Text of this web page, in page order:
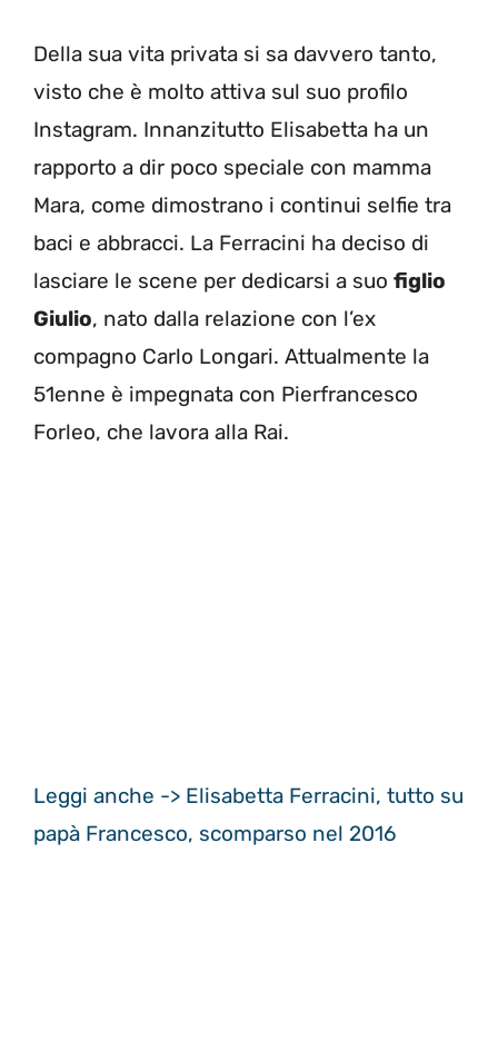
Della sua vita privata si sa davvero tanto,
visto che è molto attiva sul suo profilo
Instagram. Innanzitutto Elisabetta ha un
rapporto a dir poco speciale con mamma
Mara, come dimostrano i continui selfie tra
baci e abbracci. La Ferracini ha deciso di
lasciare le scene per dedicarsi a suo figlio
Giulio, nato dalla relazione con l’ex
compagno Carlo Longari. Attualmente la
51enne è impegnata con Pierfrancesco
Forleo, che lavora alla Rai.
Leggi anche -> Elisabetta Ferracini, tutto su
papà Francesco, scomparso nel 2016